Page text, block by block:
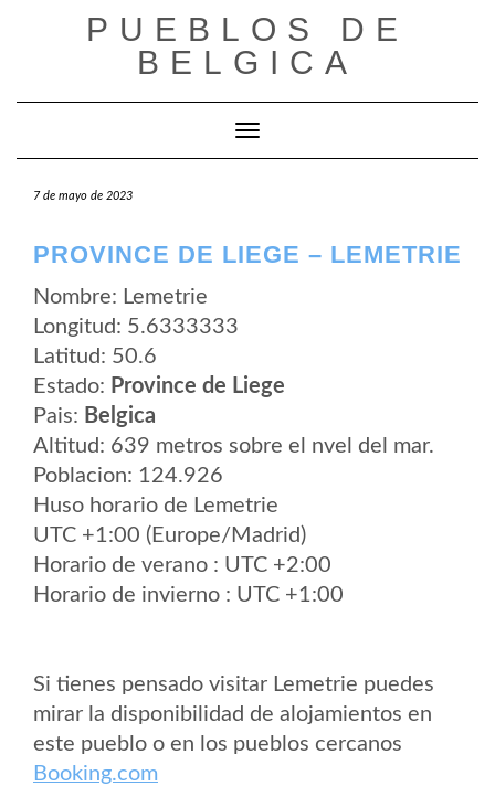
PUEBLOS DE
BELGICA
Cambiar modo de navegación
7 de mayo de 2023
PROVINCE DE LIEGE – LEMETRIE
Nombre: Lemetrie
Longitud: 5.6333333
Latitud: 50.6
Estado: Province de Liege
Pais: Belgica
Altitud: 639 metros sobre el nvel del mar.
Poblacion: 124.926
Huso horario de Lemetrie
UTC +1:00 (Europe/Madrid)
Horario de verano : UTC +2:00
Horario de invierno : UTC +1:00
Si tienes pensado visitar Lemetrie puedes
mirar la disponibilidad de alojamientos en
este pueblo o en los pueblos cercanos
Booking.com